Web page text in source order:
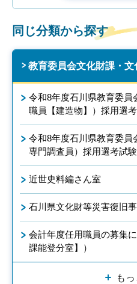
同じ分類から探す
教育委員会文化財課・
令和8年度石川県教育委員
職員【建造物】）採用選
令和8年度石川県教育委員
専門調査員）採用選考試
近世史料編さん室
石川県文化財等災害復旧
会計年度任用職員の募集
課能登分室】）
も